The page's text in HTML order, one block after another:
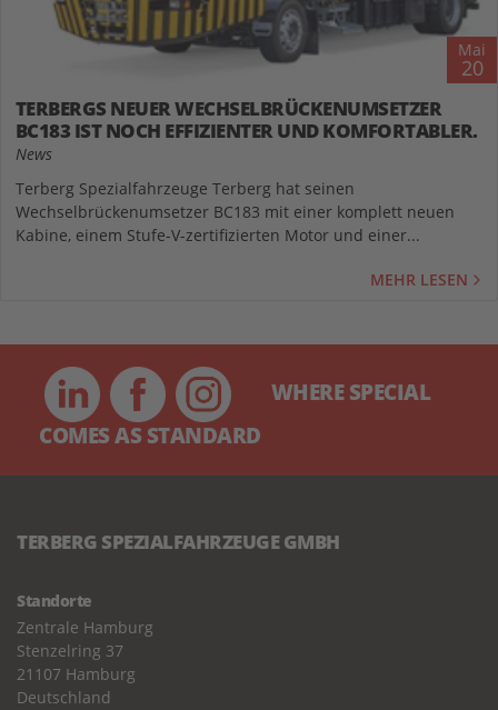
Mai
20
TERBERGS NEUER WECHSELBRÜCKENUMSETZER
BC183 IST NOCH EFFIZIENTER UND KOMFORTABLER.
News
Terberg Spezialfahrzeuge Terberg hat seinen
Wechselbrückenumsetzer BC183 mit einer komplett neuen
Kabine, einem Stufe-V-zertifizierten Motor und einer...
MEHR LESEN
WHERE SPECIAL
COMES AS STANDARD
TERBERG SPEZIALFAHRZEUGE GMBH
Standorte
Zentrale Hamburg
Stenzelring 37
21107 Hamburg
Deutschland